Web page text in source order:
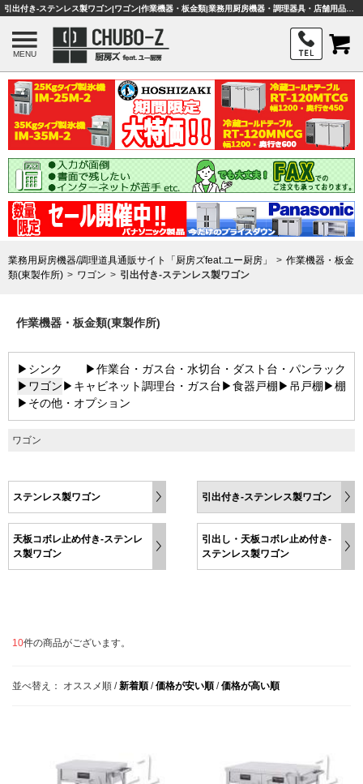
MENU
業務用厨房機器/調理道具通販サイト「厨房ズfeat.ユー厨房」
作業機器・板金
類(東製作所)
ワゴン 引出付き-ステンレス製ワゴン
作業機器・板金類(東製作所)
▶シンク
▶作業台・ガス台・水切台・ダスト台・パンラック
▶ワゴン▶キャビネット調理台・ガス台▶食器戸棚▶吊戸棚▶棚
▶その他・オプション
ワゴン
ステンレス製ワゴン 引出付き-ステンレス製ワゴン
天板コボレ止め付き-ステンレ
ス製ワゴン
引出し・天板コボレ止め付き-
ステンレス製ワゴン
10件の商品がございます。
並べ替え： オススメ順 /新着順 /価格が安い順 /価格が高い順